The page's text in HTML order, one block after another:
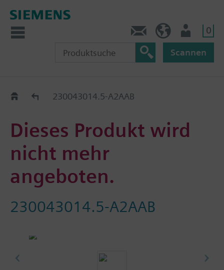
0
Scannen
Old2New230043014.5-A2AAB
Dieses Produkt wird
nicht mehr
angeboten.
230043014.5-A2AAB